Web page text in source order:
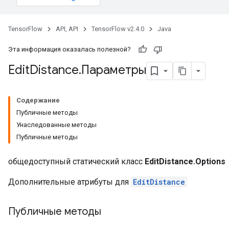
TensorFlow API, API TensorFlow v2.4.0 Java
Эта информация оказалась полезной?
EditDistance.Параметры
Содержание
Публичные методы
Унаследованные методы
Публичные методы
общедоступный статический класс EditDistance.Options
Дополнительные атрибуты для EditDistance
Публичные методы